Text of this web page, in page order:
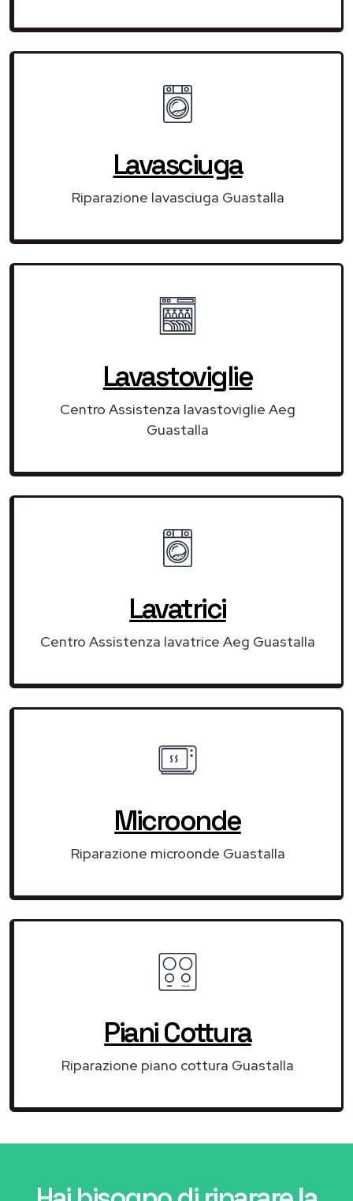
Lavasciuga
Riparazione lavasciuga Guastalla
Lavastoviglie
Centro Assistenza lavastoviglie Aeg
Guastalla
Lavatrici
Centro Assistenza lavatrice Aeg Guastalla
Microonde
Riparazione microonde Guastalla
Piani Cottura
Riparazione piano cottura Guastalla